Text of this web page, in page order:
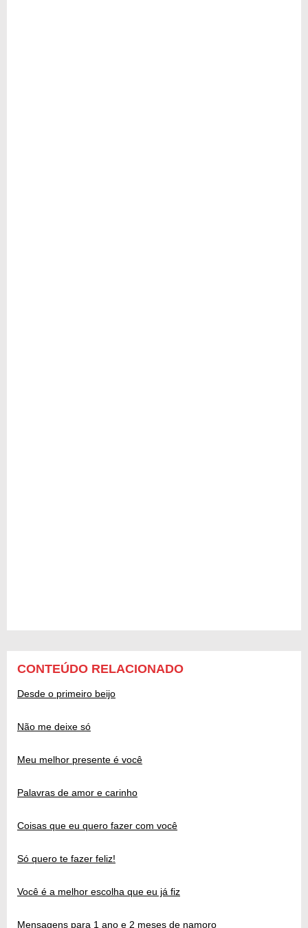
CONTEÚDO RELACIONADO
Desde o primeiro beijo
Não me deixe só
Meu melhor presente é você
Palavras de amor e carinho
Coisas que eu quero fazer com você
Só quero te fazer feliz!
Você é a melhor escolha que eu já fiz
Mensagens para 1 ano e 2 meses de namoro